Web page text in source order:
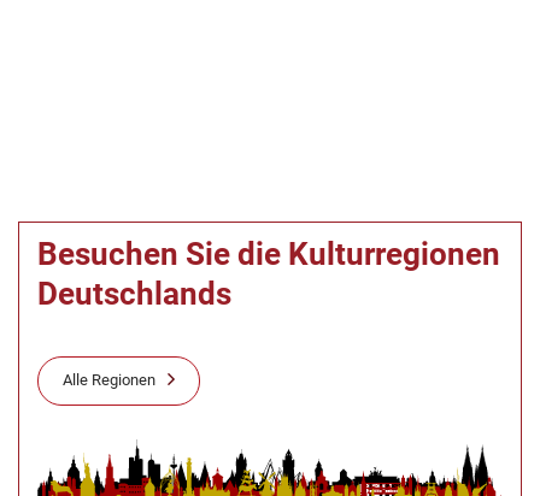
Besuchen Sie die Kulturregionen
Deutschlands
Alle Regionen